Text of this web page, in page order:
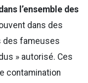
l’ensemble des
dans des
des fameuses
» autorisé. Ces
contamination